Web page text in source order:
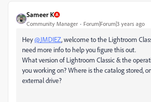
Sameer K
Community Manager Forum|Forum|3 years ago
Hey@JMDIEZ, welcome to the Lightroom
need more info to help you figure this out.
What version of Lightroom Classic & the
you working on? Where is the catalog stored,
external drive?